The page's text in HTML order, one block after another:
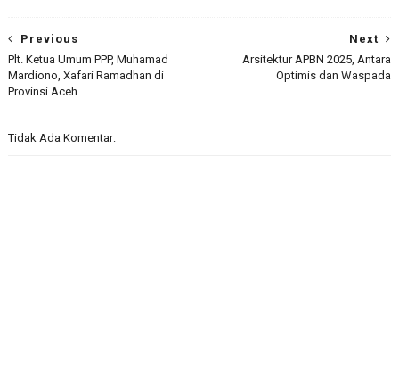
Next
Arsitektur APBN 2025, Antara
Optimis dan Waspada
Previous
Plt. Ketua Umum PPP, Muhamad
Mardiono, Xafari Ramadhan di
Provinsi Aceh
Tidak Ada Komentar: